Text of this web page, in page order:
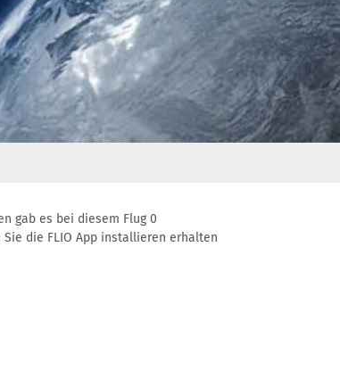
gab es bei diesem Flug 0
die FLIO App installieren erhalten